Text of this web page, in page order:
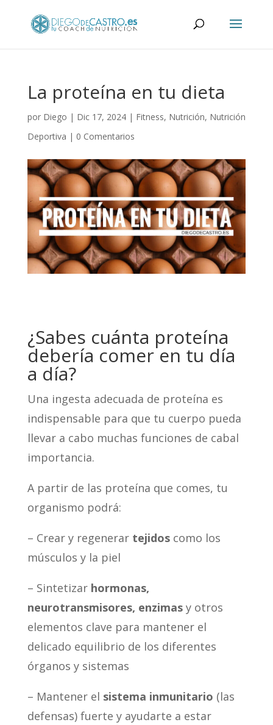
La proteína en tu dieta
por Diego | Dic 17, 2024| Fitness, Nutrición, Nutrición
Deportiva | 0 Comentarios
¿Sabes cuánta proteína
debería comer en tu día
a día?
Una ingesta adecuada de proteína es
indispensable para que tu cuerpo pueda
llevar a cabo muchas funciones de cabal
importancia.
A partir de las proteína que comes, tu
organismo podrá:
– Crear y regenerar tejidoscomo los
músculos y la piel
– Sintetizar hormonas,
neurotransmisores, enzimasy otros
elementos clave para mantener el
delicado equilibrio de los diferentes
órganos y sistemas
– Mantener el sistema inmunitario (las
defensas) fuerte y ayudarte a estar